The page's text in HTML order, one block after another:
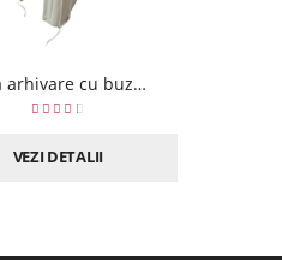
Coperta arhivare cu buzunar flexibil
VEZI DETALII